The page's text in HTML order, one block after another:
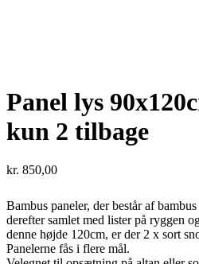
Panel lys
kun 2 tilbage
kr. 850,00
Bambus paneler, der består af
derefter samlet med lister på ryggen
denne højde 120cm, er der 2 x sort
Panelerne fås i flere mål.